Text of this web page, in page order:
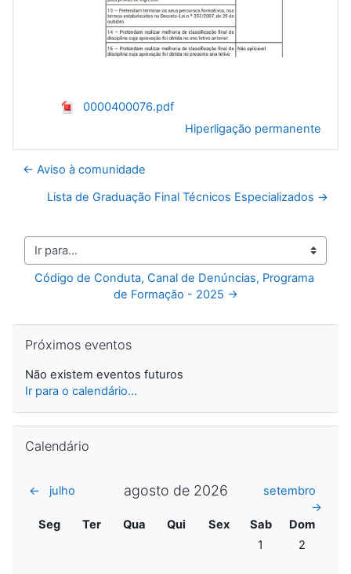
0000400076.pdf
Hiperligação permanente
← Aviso à comunidade
Lista de Graduação Final Técnicos Especializados →
Ir para...
Código de Conduta, Canal de Denúncias, Programa
de Formação - 2025 →
Próximos eventos
Não existem eventos futuros
Ir para o calendário...
Calendário
← julho agosto de 2026
setembro
→
Segunda
Seg Terça
Ter Quarta
Qua Quinta
Qui Sexta
Sex Sábado
Sab Domingo
Dom
Sem eventos,
1 Sem
2